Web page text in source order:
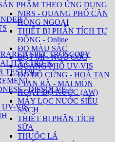
PHẨM THEO ỨNG DỤNG
NIRS - QUANG PHỔ CẬN
HỒNG NGOẠI
THIẾT BỊ PHÂN TÍCH TỰ
ĐỘNG - Online
ĐO MÀU SẮC
BỘT MÌ - NGŨ CỐC
QUANG PHỔ UV-VIS
ĐO ĐỘ CỨNG - HOÀ TAN
- TAN RÃ - MÀI MÒN
HOẠT ĐỘ NƯỚC (AW)
MÁY LỌC NƯỚC SIÊU
SẠCH
THIẾT BỊ PHÂN TÍCH
SỮA
THUỐC LÁ
SPECTROSCOPY
CHECK
TESTING
- DISSOLVE -
UV-VIS